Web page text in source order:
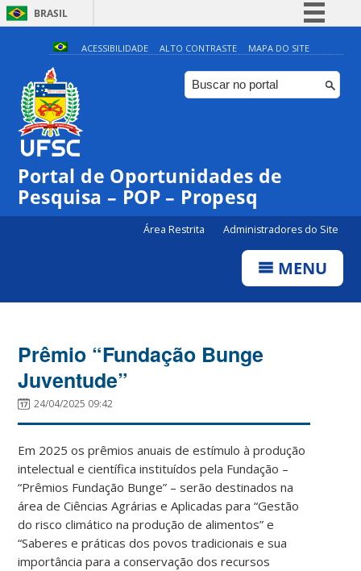
BRASIL
Simplifique!
Comunica BR
Participe
Canais
ACESSIBILIDADE ALTO CONTRASTE MAPA DO SITE
Portal de Oportunidades de
Pesquisa – POP – Propesq
Área Restrita Administradores do Site
MENU
Prêmio “Fundação Bunge
Juventude”
24/04/2025 09:42
Em 2025 os prêmios anuais de estímulo à produção
intelectual e científica instituídos pela Fundação –
“Prêmios Fundação Bunge” – serão destinados na
área de Ciências Agrárias e Aplicadas para “Gestão
do risco climático na produção de alimentos” e
“Saberes e práticas dos povos tradicionais e sua
importância para a conservação dos recursos